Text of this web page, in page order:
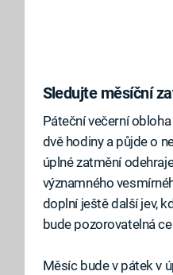
Sledujte měsíční
Páteční večerní
dvě hodiny a půjde o
úplné zatmění
významného
doplní ještě další jev,
bude pozorovatelná
Měsíc bude v pátek v